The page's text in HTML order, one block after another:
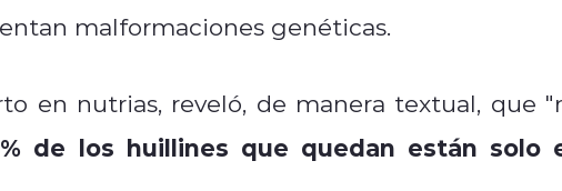
malformaciones genéticas.
en nutrias, reveló, de manera textual, que
de los huillines que quedan están solo